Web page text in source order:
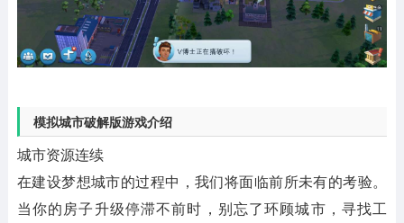
模拟城市破解版游戏介绍
城市资源连续
在建设梦想城市的过程中，我们将面临前所未有的考验。
当你的房子升级停滞不前时，别忘了环顾城市，寻找工